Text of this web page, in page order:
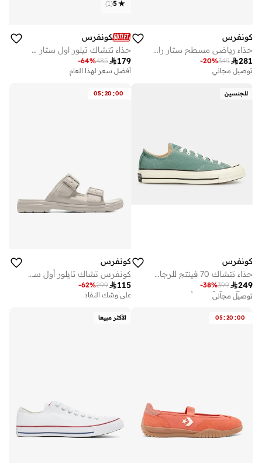
كونفرس
حذاء رياضي مسطح ستار ران باليه
281
349
-20%
توصيل مجاني
5
(
1
)
كونفرس
حذاء تتشاك تيلور اول ستار مودرن ليفت للنساء
179
485
-64%
أفضل سعر لهذا العام
للجنسين
كونفرس
حذاء تتشاك 70 فينتج للرجال والنساء
249
399
-38%
أفضل سعر لهذا العام
توصيل مجاني
05:20 :00
كونفرس
كونفرس تشاك تايلور أول ستار لوجد فلاتفورم أس
115
299
-62%
على وشك النفاد
05:20 :00 الأكثر مبيعا